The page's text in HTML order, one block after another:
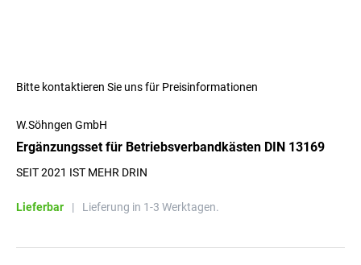
Bitte kontaktieren Sie uns für Preisinformationen
W.Söhngen GmbH
Ergänzungsset für Betriebsverbandkästen DIN 13169
SEIT 2021 IST MEHR DRIN
Lieferbar | Lieferung in 1-3 Werktagen.